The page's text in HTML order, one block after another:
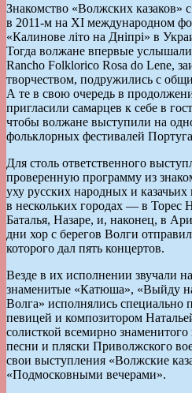
Знакомство «Волжских казаков»
в 2011-м на XI международном
«Калинове літо на Дніпрі» в
Тогда волжане впервые
Rancho Folklorico Rosa do Lene,
творчеством, подружились с
А те в свою очередь в
пригласили самарцев к себе в
чтобы волжане выступили на
фольклорных фестивалей
Для столь ответственного
проверенную программу из
уху русских народных и
в нескольких городах — в Торес
Баталья, Назаре, и, наконец, в
дни хор с берегов Волги
которого дал пять концертов.
Везде в их исполнении звучали
знаменитые «Катюша», «Выйду
Волга» исполнялись специально
певицей и композитором
солисткой всемирно
песни и пляски Приволжского
свои выступления «Волжские
«Подмосковными вечерами».